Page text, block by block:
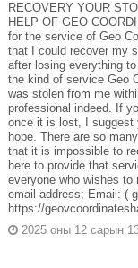
RECOVERY YOUR
HELP OF GEO
for the service of Geo
that I could recover my
after losing everything
the kind of service Geo
was stolen from me
professional indeed. If
once it is lost, I suggest
hope. There are so
that it is impossible to
here to provide that
everyone who wishes
email address; Email: (
https://
2025 оны 12 сарын